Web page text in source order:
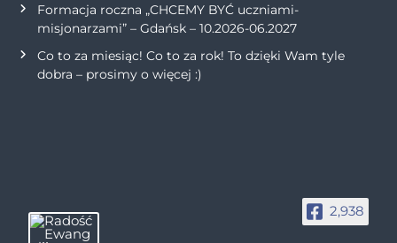
Formacja roczna „CHCEMY BYĆ uczniami-
misjonarzami” – Gdańsk – 10.2026-06.2027
Co to za miesiąc! Co to za rok! To dzięki Wam tyle
dobra – prosimy o więcej :)
2,938